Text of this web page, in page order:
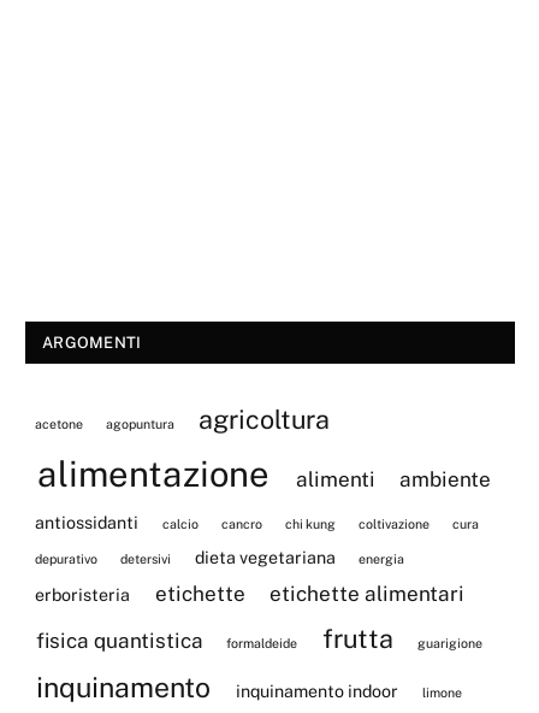
ARGOMENTI
acetone agopuntura agricoltura
alimentazione alimenti ambiente
antiossidanti calcio cancro chi kung coltivazione cura
depurativo detersivi dieta vegetariana energia
erboristeria etichette
etichette alimentari
fisica quantistica
formaldeide frutta guarigione
inquinamento inquinamento indoor limone